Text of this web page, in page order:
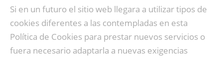
Si en un futuro el sitio web llegara a utilizar tipos de
cookies diferentes a las contempladas en esta
Política de Cookies para prestar nuevos servicios o
fuera necesario adaptarla a nuevas exigencias